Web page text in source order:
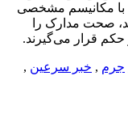
با مکانیسم مشخصی
صحت مدارک را
قرار می‌گیرند.
جرم , خبر سرعین ,